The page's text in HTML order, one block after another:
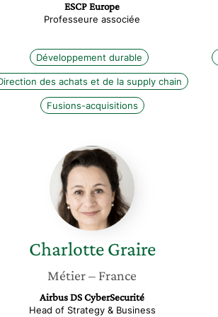
ESCP Europe
Professeure associée
Développement durable
des achats et de la supply chain
Fusions-acquisitions
Charlotte
Graire
Charlotte Graire
Métier– France
Airbus DS CyberSecurité
Head of Strategy & Business